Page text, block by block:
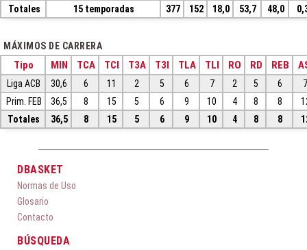
Totales
15 temporadas 377 152 18,0 53,7 48,0
MÁXIMOS DE CARRERA
Tipo MIN TCA TCI T3A T3I TLA TLI RO RD REB
Liga ACB 30,6 6 11 2 5 6 7 2 5 6
Prim. FEB
36,5 8 15 5 6 9 10 4 8 8
Totales
36,5 8 15 5 6 9 10 4 8 8
DBASKET
Normas de Uso
Glosario
Contacto
BÚSQUEDA